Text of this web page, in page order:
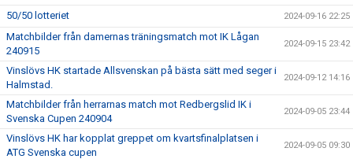
50/50 lotteriet 2024-09-16 22:25
Matchbilder från damernas träningsmatch mot IK Lågan
240915
2024-09-15 23:42
Vinslövs HK startade Allsvenskan på bästa sätt med seger i
Halmstad.
2024-09-12 14:16
Matchbilder från herrarnas match mot Redbergslid IK i
Svenska Cupen 240904
2024-09-05 23:44
Vinslövs HK har kopplat greppet om kvartsfinalplatsen i
ATG Svenska cupen
2024-09-05 09:30